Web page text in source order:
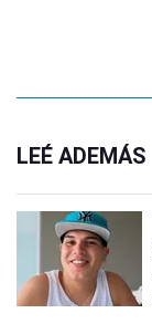
LEÉ ADEMÁS